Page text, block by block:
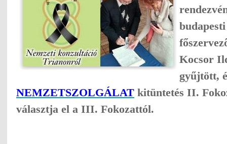
Kocsor
gyűjtött,
NEMZETSZOLGÁLAT kitüntetés II.
választja el a III. Fokozattól.